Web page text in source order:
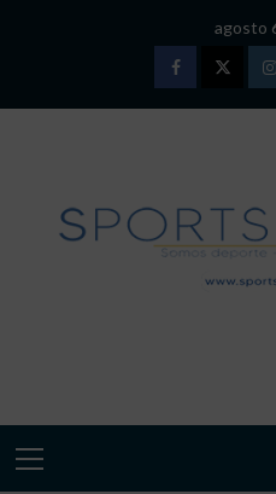
agosto
Facebook
Menú